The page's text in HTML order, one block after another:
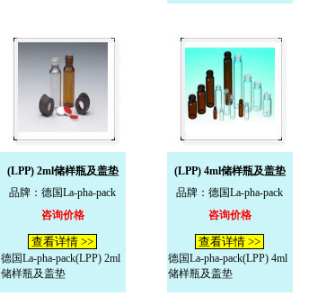
(LPP) 2ml储样瓶及盖垫
品牌：德国La-pha-pack
咨询价格
查看详情 >>
德国La-pha-pack(LPP) 2ml
储样瓶及盖垫
(LPP) 4ml储样瓶及盖垫
品牌：德国La-pha-pack
咨询价格
查看详情 >>
德国La-pha-pack(LPP) 4ml
储样瓶及盖垫